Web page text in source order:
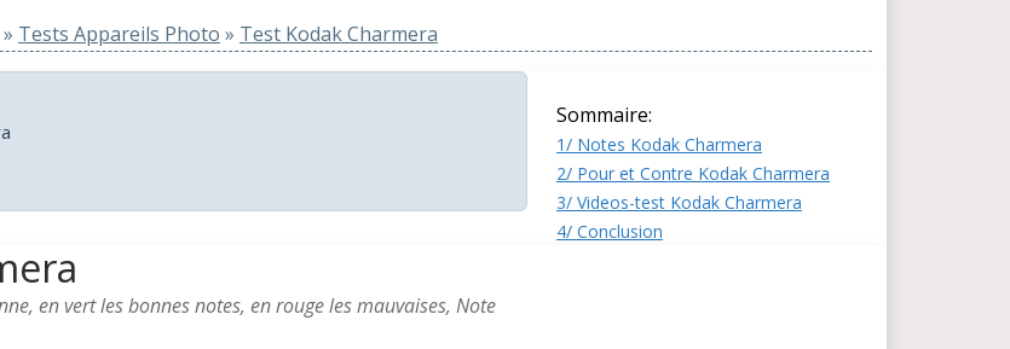
» Tests Appareils Photo » Test Kodak Charmera
Sommaire:
1/ Notes Kodak Charmera
2/ Pour et Contre Kodak Charmera
3/ Videos-test Kodak Charmera
4/ Conclusion
en vert les bonnes notes, en rouge les mauvaises, Note